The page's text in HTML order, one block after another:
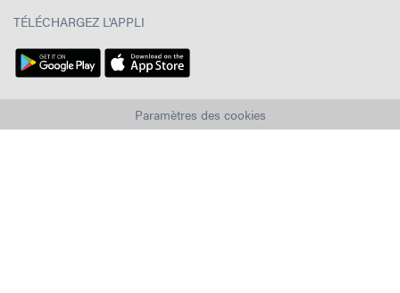
TÉLÉCHARGEZ L'APPLI
Paramètres des cookies